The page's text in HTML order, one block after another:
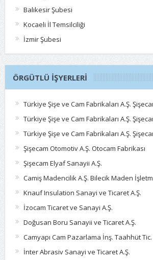
Balıkesir Şubesi
Kocaeli İl Temsilciliği
İzmir Şubesi
ÖRGÜTLÜ İŞYERLERI
Türkiye Şişe ve Cam Fabrikaları A.Ş.
Türkiye Şişe ve Cam Fabrikaları A.Ş.
Türkiye Şişe ve Cam Fabrikaları A.Ş.
Şişecam Otomotiv A.Ş. Otocam Fabrikası
Şişecam Elyaf Sanayii A.Ş.
Camiş Madencilik A.Ş. Bilecik Maden
Knauf Insulation Sanayi ve Ticaret A.Ş.
İzocam Ticaret ve Sanayi A.Ş.
Doğusan Boru Sanayii ve Ticaret A.Ş.
Camyapı Cam Pazarlama İnş. Taahhüt Tic.
İnter Abrasiv Sanayi ve Ticaret A.Ş.